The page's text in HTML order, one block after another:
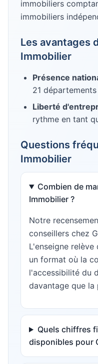
immobiliers
immobiliers
Les avantages
Immobilier
Présence
21
Liberté
rythme en tant
Questions
Immobilier
Combien de
Immobilier ?
Notre
conseillers chez
L'enseigne
un format où la
l'accessibilité du
davantage que la
Quels chiffres
disponibles pour